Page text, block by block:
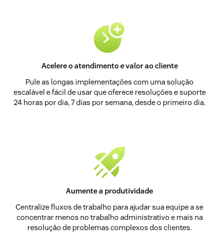
Acelere o atendimento e valor ao cliente
Pule as longas implementações com uma solução
escalável e fácil de usar que oferece resoluções e suporte
24 horas por dia, 7 dias por semana, desde o primeiro dia.
Aumente a produtividade
Centralize fluxos de trabalho para ajudar sua equipe a se
concentrar menos no trabalho administrativo e mais na
resolução de problemas complexos dos clientes.